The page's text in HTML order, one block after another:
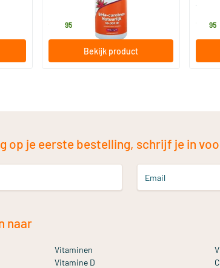
95
Bekijk product
95
op je eerste bestelling, schrijf je in
Email
naar
Vitaminen
Vitamine D